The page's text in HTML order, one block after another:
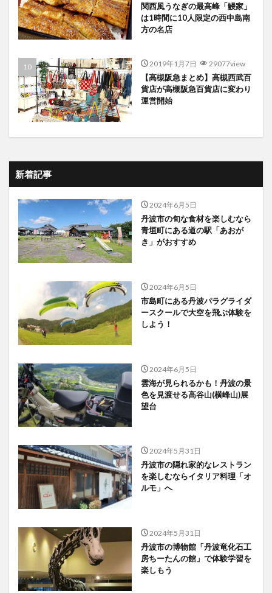
関西風うなぎの最高峰「鰻家」
は1時間に10人限定の西中島南
方の名店
2019年1月7日 29077view
【高槻阪急まとめ】高槻西武百
貨店が高槻阪急百貨店に変わり
運営開始
新着記事
2024年6月5日
丹波市の旬な食材を楽しむなら
青垣町にある道の駅「あおが
き」がおすすめ
2024年6月5日
市島町にある丹波パラグライダ
ースクールで大空を飛ぶ体験を
しよう！
2024年6月5日
雲海が見られるかも！丹波の景
色を見渡せる高谷山(横峰山)展
望台
2024年5月31日
丹波市の隠れ家的なレストラン
を楽しむならイタリア料理「オ
ルモ」へ
2024年5月31日
丹波市の博物館「丹波竜化石工
房ちーたんの館」で体験学習を
楽しもう